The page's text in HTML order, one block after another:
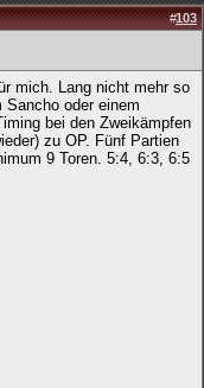
#103
mich. Lang nicht mehr so
oder einem
bei den Zweikämpfen
zu OP. Fünf Partien
9 Toren. 5:4, 6:3, 6:5